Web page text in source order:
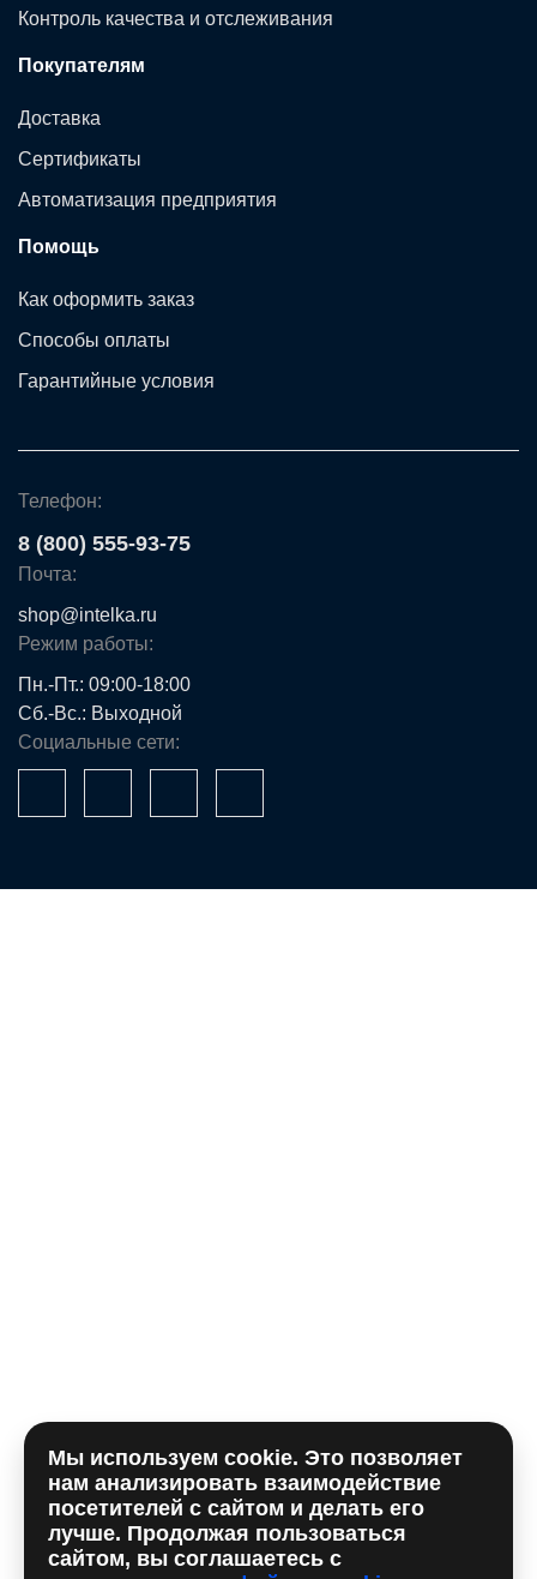
Контроль качества и отслеживания
Покупателям
Доставка
Сертификаты
Автоматизация предприятия
Помощь
Как оформить заказ
Способы оплаты
Гарантийные условия
Телефон:
8 (800) 555-93-75
Почта:
shop@intelka.ru
Режим работы:
Пн.-Пт.: 09:00-18:00
Сб.-Вс.: Выходной
Социальные сети:
Отправляя форму, вы принимаете политику
использования сookieи даете согласие наобработку
персональных данный
Мы используем cookie. Это позволяет
нам анализировать взаимодействие
посетителей с сайтом и делать его
лучше. Продолжая пользоваться
сайтом, вы соглашаетесь с